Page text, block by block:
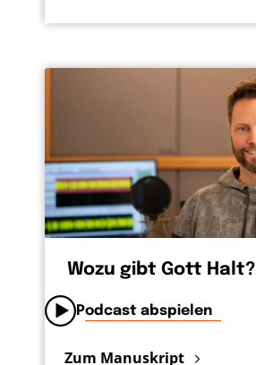
Wozu gibt Gott Halt?
Podcast abspielen
Zum Manuskript